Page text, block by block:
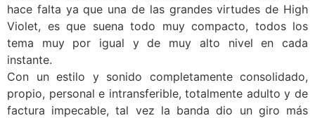
hace falta ya que una de las grandes virtudes de High
Violet, es que suena todo muy compacto, todos los
tema muy por igual y de muy alto nivel en cada
instante.
Con un estilo y sonido completamente consolidado,
propio, personal e intransferible, totalmente adulto y de
factura impecable, tal vez la banda dio un giro más